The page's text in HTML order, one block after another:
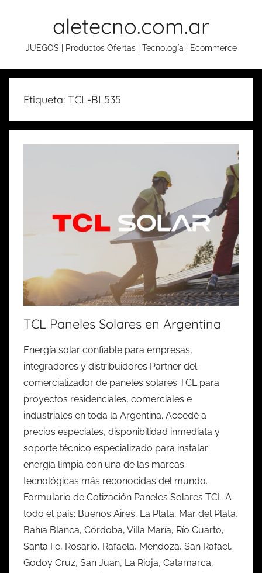
aletecno.com.ar
JUEGOS | Productos Ofertas | Tecnología | Ecommerce
Etiqueta: TCL-BL535
TCL Paneles Solares en Argentina
Energía solar confiable para empresas,
integradores y distribuidores Partner del
comercializador de paneles solares TCL para
proyectos residenciales, comerciales e
industriales en toda la Argentina. Accedé a
precios especiales, disponibilidad inmediata y
soporte técnico especializado para instalar
energía limpia con una de las marcas
tecnológicas más reconocidas del mundo.
Formulario de Cotización Paneles Solares TCL A
todo el país: Buenos Aires, La Plata, Mar del Plata,
Bahía Blanca, Córdoba, Villa María, Río Cuarto,
Santa Fe, Rosario, Rafaela, Mendoza, San Rafael,
Godoy Cruz, San Juan, La Rioja, Catamarca,